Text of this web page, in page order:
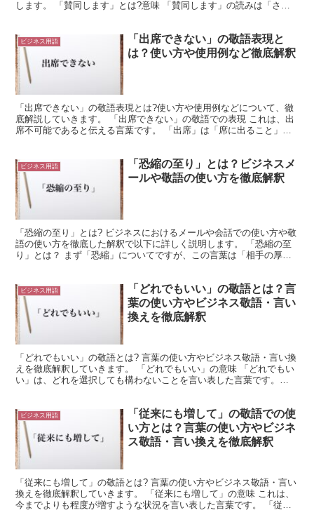
します。 「賛同します」とは?意味 「賛同します」の読みは「さん
ビジネス用語
「出席できない」の敬語表現と
は？使い方や使用例など徹底解釈
「出席できない」の敬語表現とは?使い方や使用例などについて、徹
底解説していきます。 「出席できない」の敬語での表現 これは、出
席不可能であると伝える言葉です。 「出席」は「席に出ること」を
ビジネス用語
「恐縮の至り」とは？ビジネスメ
ールや敬語の使い方を徹底解釈
「恐縮の至り」とは? ビジネスにおけるメールや会話での使い方や敬
語の使い方を徹底した解釈で以下に詳しく説明します。 「恐縮の至
り」とは？ まず「恐縮」についてですが、この言葉は「相手の厚意
ビジネス用語
「どれでもいい」の敬語とは？言
葉の使い方やビジネス敬語・言い
換えを徹底解釈
「どれでもいい」の敬語とは? 言葉の使い方やビジネス敬語・言い換
えを徹底解釈していきます。 「どれでもいい」の意味 「どれでもい
い」は、どれを選択しても構わないことを言い表した言葉です。
ビジネス用語
「従来にも増して」の敬語での使
い方とは？言葉の使い方やビジネ
ス敬語・言い換えを徹底解釈
「従来にも増して」の敬語とは? 言葉の使い方やビジネス敬語・言い
換えを徹底解釈していきます。 「従来にも増して」の意味 これは、
今までよりも程度が増すような状況を言い表した言葉です。 「従